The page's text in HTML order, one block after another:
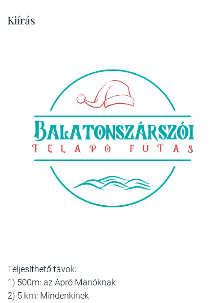
Kiírás
Teljesíthető távok:
1) 500m: az Apró Manóknak
2) 5 km: Mindenkinek